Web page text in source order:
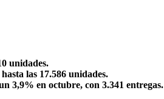
unidades.
las 17.586 unidades.
3,9% en octubre, con 3.341 entregas.